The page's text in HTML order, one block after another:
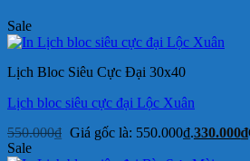
Sale
Lịch Bloc Siêu Cực Đại 30x40
Lịch bloc siêu cực đại Lộc Xuân
550.000₫ Giá gốc là: 550.000₫.330.000₫
Sale